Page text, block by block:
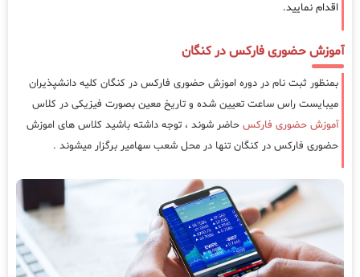
اقدام نمایید.
آموزش حضوری فارکس در کنگان
بمنظور ثبت نام در دوره اموزش حضوری فارکس در کنگان کلیه دانشپذیران
میبایست راس ساعت تعیین شده و تاریخ معین بصورت فیزیکی در کلاس
آموزش حضوری فارکس حاضر شوند ، توجه داشته باشید کلاس های اموزش
حضوری فارکس در کنگان تنها در محل شعب سهامیر برگزار میشوند .